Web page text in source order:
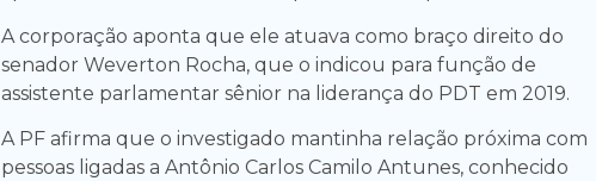
A corporação aponta que ele atuava como braço direito do
senador Weverton Rocha, que o indicou para função de
assistente parlamentar sênior na liderança do PDT em 2019.
A PF afirma que o investigado mantinha relação próxima com
pessoas ligadas a Antônio Carlos Camilo Antunes, conhecido